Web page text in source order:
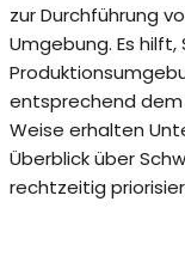
zur Durchführung
Umgebung. Es
entsprechend dem
Weise erhalten
Überblick über
rechtzeitig